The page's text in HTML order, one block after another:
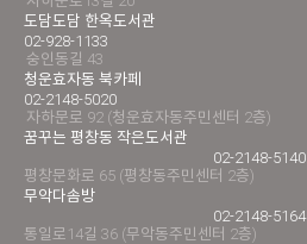
도담도담 한옥도서관
02-928-1133
숭인동길 43
청운효자동 북카페
02-2148-5020
자하문로 92 (청운효자동주민센터 2층)
꿈꾸는 평창동 작은도서관
02-2148-5140
평창문화로 65 (평창동주민센터 2층)
무악다솜방
02-2148-5164
통일로14길 36 (무악동주민센터 2층)